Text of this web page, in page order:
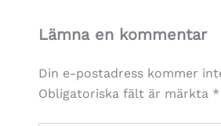
Lämna en kommentar
Din e-postadress kommer
Obligatoriska fält är märkta *